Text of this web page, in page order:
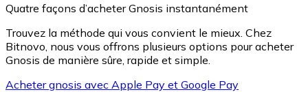
Quatre façons d’acheter Gnosis instantanément
Trouvez la méthode qui vous convient le mieux. Chez
Bitnovo, nous vous offrons plusieurs options pour acheter
Gnosis de manière sûre, rapide et simple.
Acheter gnosis avec Apple Pay et Google Pay